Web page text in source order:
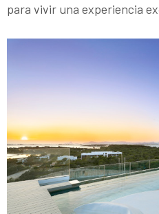
para vivir una experiencia